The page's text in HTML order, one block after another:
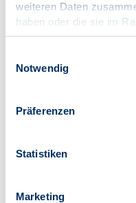
weiteren Daten
haben oder die sie im
gesammelt haben.
Notwendig
Präferenzen
Statistiken
Marketing